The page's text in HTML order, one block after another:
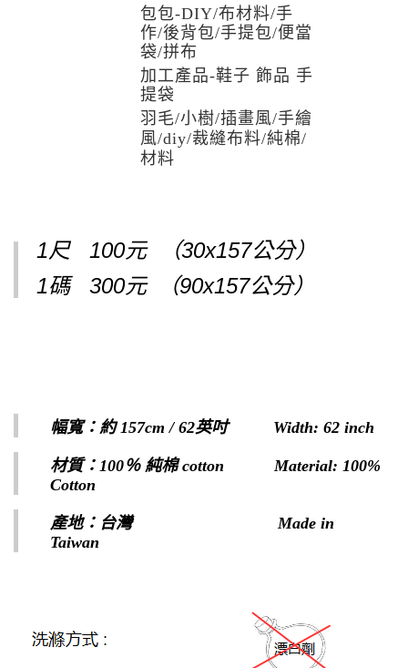
包包-DIY/布材料/手
作/後背包/手提包/便當
袋/拼布
加工產品-鞋子 飾品 手
提袋
羽毛/小樹/插畫風/手繪
風/diy/裁縫布料/純棉/
材料
1尺 100元 （30x157公分）
1碼 300元
（90x157公分）
幅寬：約 157cm / 62英吋​ Width: 62 inch
材質：100％ 純棉 cotton Material: 100%
Cotton
產地：台灣 Made in
Taiwan